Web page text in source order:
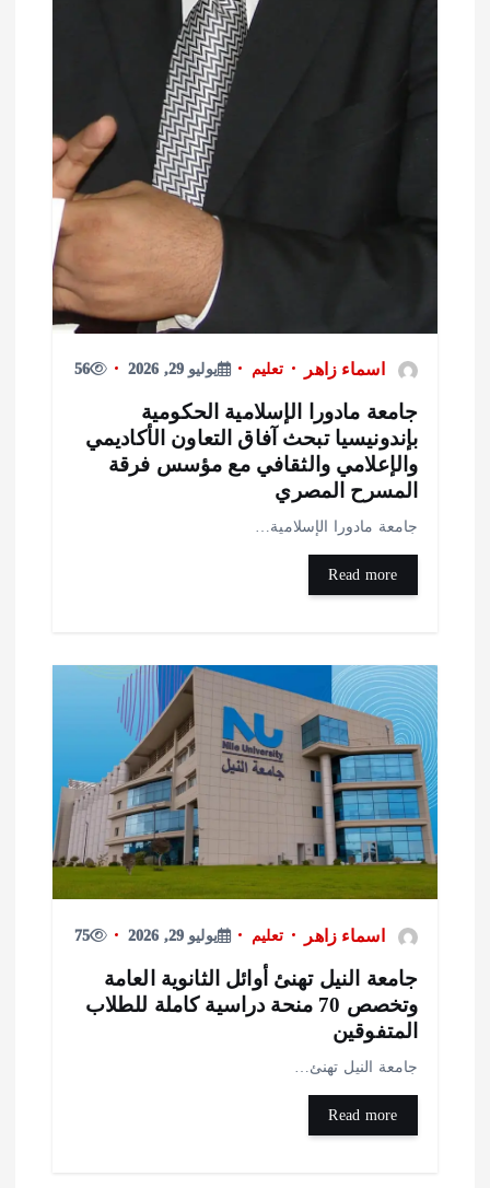
اسماء زاهر تعليم يوليو 29, 2026 56
مادورا الإسلامية الحكومية
تبحث آفاق التعاون الأكاديمي
والثقافي مع مؤسس فرقة
المصري
مادورا الإسلامية…
اسماء زاهر تعليم يوليو 29, 2026 75
النيل تهنئ أوائل الثانوية العامة
وتخصص 70 منحة دراسية كاملة للطلاب
النيل تهنئ…